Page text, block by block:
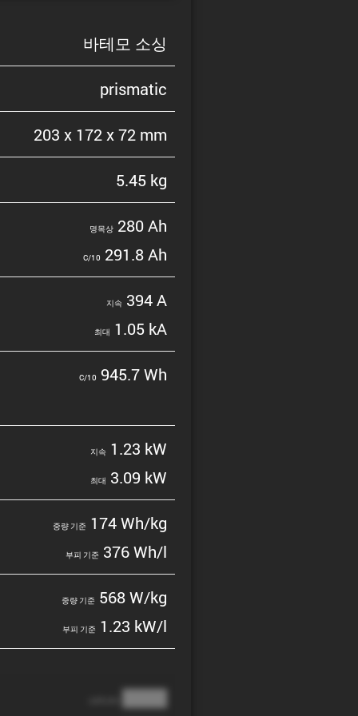
바테모 소싱
prismatic
203 x 172 x 72 mm
5.45 kg
명목상280 Ah
C/10 291.8 Ah
지속 394 A
최대 1.05 kA
C/10 945.7 Wh
지속 1.23 kW
최대 3.09 kW
중량 기준174 Wh/kg
부피 기준376 Wh/l
중량 기준568 W/kg
부피 기준1.23 kW/l
████